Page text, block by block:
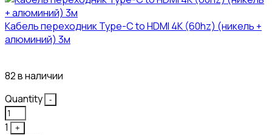
Кабель переходник Type-C to HDMI 4K (60hz) (никель +
алюминий) 3м
82 в наличии
Quantity
-
1
+